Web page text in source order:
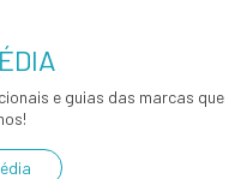
e guias das marcas que